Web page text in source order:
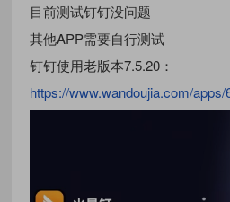
目前测试钉钉没问题
其他APP需要自行测试
钉钉使用老版本7.5.20：
https://www.wandoujia.com/